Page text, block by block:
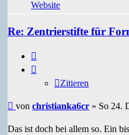
christianka6cr
Website
Re: Zentrierstifte für
Zitieren
Beitrag
von christianka6cr » So 24.
Das ist doch bei allem so. Ein